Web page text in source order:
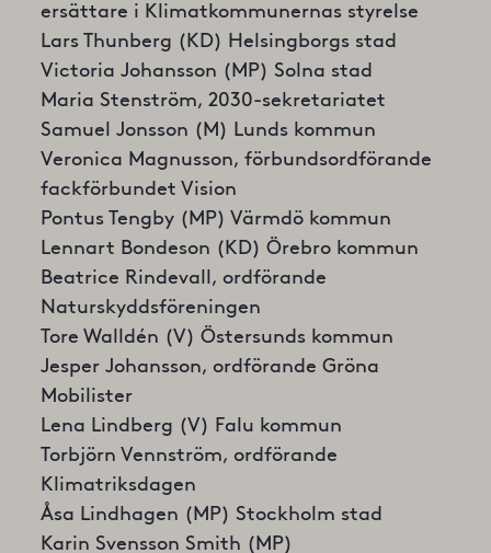
ersättare i Klimatkommunernas styrelse
Lars Thunberg (KD) Helsingborgs stad
Victoria Johansson (MP) Solna stad
Maria Stenström, 2030-sekretariatet
Samuel Jonsson (M) Lunds kommun
Veronica Magnusson, förbundsordförande
fackförbundet Vision
Pontus Tengby (MP) Värmdö kommun
Lennart Bondeson (KD) Örebro kommun
Beatrice Rindevall, ordförande
Naturskyddsföreningen
Tore Walldén (V) Östersunds kommun
Jesper Johansson, ordförande Gröna
Mobilister
Lena Lindberg (V) Falu kommun
Torbjörn Vennström, ordförande
Klimatriksdagen
Åsa Lindhagen (MP) Stockholm stad
Karin Svensson Smith (MP)